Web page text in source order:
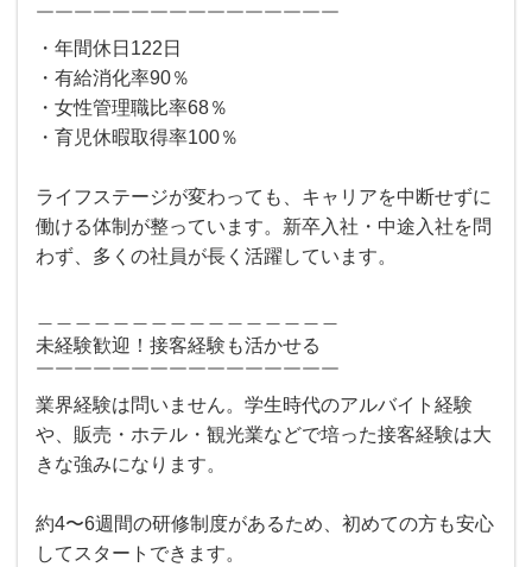
￣￣￣￣￣￣￣￣￣￣￣￣￣￣￣￣
・年間休日122日
・有給消化率90％
・女性管理職比率68％
・育児休暇取得率100％
ライフステージが変わっても、キャリアを中断せずに
働ける体制が整っています。新卒入社・中途入社を問
わず、多くの社員が長く活躍しています。
未経験歓迎！接客経験も活かせる
￣￣￣￣￣￣￣￣￣￣￣￣￣￣￣￣
業界経験は問いません。学生時代のアルバイト経験
や、販売・ホテル・観光業などで培った接客経験は大
きな強みになります。
約4〜6週間の研修制度があるため、初めての方も安心
してスタートできます。